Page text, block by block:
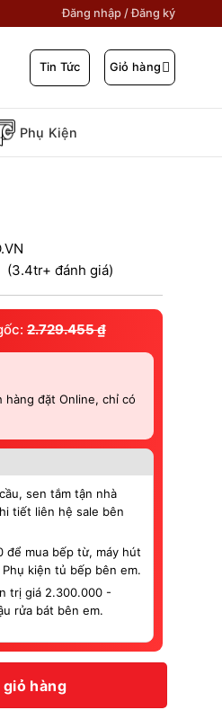
Đăng nhập / Đăng ký
Tin Tức Giỏ hàng
Phụ Kiện
(3.4tr+ đánh giá)
2.729.455₫
hàng đặt Online, chỉ có
sen tắm tận nhà
tiết liên hệ sale bên
để mua bếp từ, máy hút
kiện tủ bếp bên em.
trị giá 2.300.000 -
rửa bát bên em.
hàng